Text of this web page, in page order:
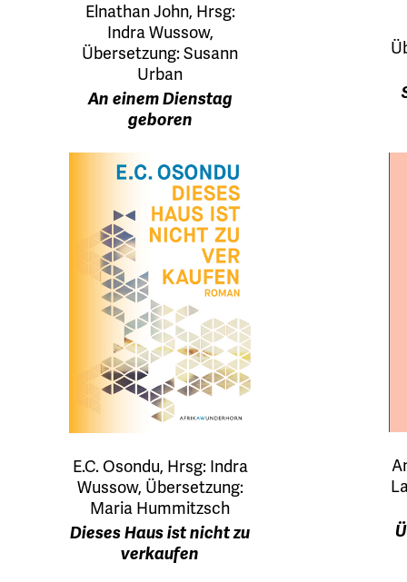
Elnathan John, Hrsg:
Indra Wussow,
Übersetzung: Susann
Urban
An einem Dienstag
geboren
E.C. Osondu, Hrsg: Indra
Wussow, Übersetzung:
Maria Hummitzsch
Dieses Haus ist nicht zu
verkaufen